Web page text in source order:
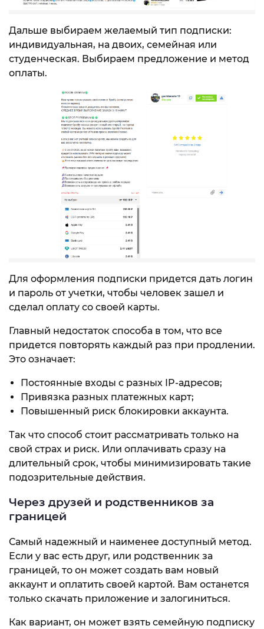
Дальше выбираем желаемый тип подписки:
индивидуальная, на двоих, семейная или
студенческая. Выбираем предложение и метод
оплаты.
Для оформления подписки придется дать логин
и пароль от учетки, чтобы человек зашел и
сделал оплату со своей карты.
Главный недостаток способа в том, что все
придется повторять каждый раз при продлении.
Это означает:
Постоянные входы с разных IP-адресов;
Привязка разных платежных карт;
Повышенный риск блокировки аккаунта.
Так что способ стоит рассматривать только на
свой страх и риск. Или оплачивать сразу на
длительный срок, чтобы минимизировать такие
подозрительные действия.
Через друзей и родственников за
границей
Самый надежный и наименее доступный метод.
Если у вас есть друг, или родственник за
границей, то он может создать вам новый
аккаунт и оплатить своей картой. Вам останется
только скачать приложение и залогиниться.
Как вариант, он может взять семейную подписку